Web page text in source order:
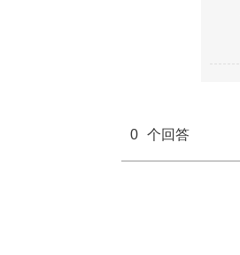
0 个回答